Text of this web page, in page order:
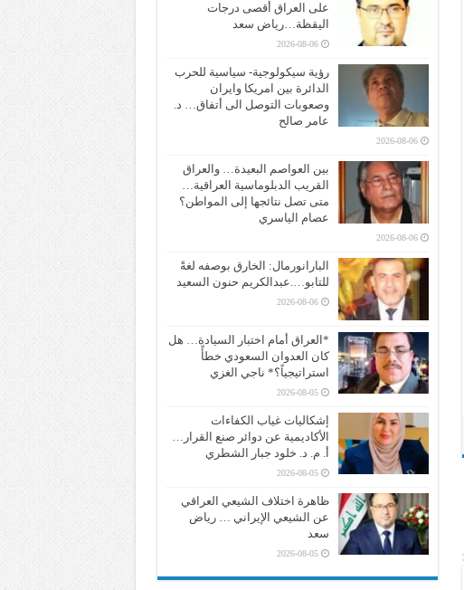
على العراق أقصى درجات
اليقظة…رياض سعد
2026-08-06
رؤية سيكولوجية- سياسية للحرب
الدائرة بين امريكا وايران
وصعوبات التوصل الى أتفاق… د.
عامر صالح
2026-08-06
بين العواصم البعيدة… والعراق
القريب الدبلوماسية العراقية…
متى تصل نتائجها إلى المواطن؟
عصام الياسري
2026-08-06
البارانورمال: الخارق بوصفه لغةً
للتابو….عبدالكريم حنون السعيد
2026-08-06
*العراق أمام اختبار السيادة… هل
كان العدوان السعودي خطأً
استراتيجياً؟* ناجي الغزي
2026-08-05
إشكاليات غياب الكفاءات
الأكاديمية عن دوائر صنع القرار…
أ. م. د. خلود جبار الشطري
2026-08-05
ظاهرة اختلاف الشيعي العراقي
عن الشيعي الإيراني … رياض
سعد
2026-08-05